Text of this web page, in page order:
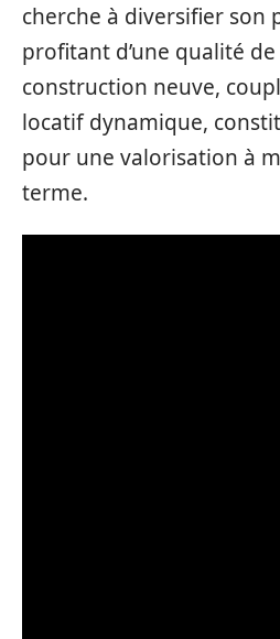
cherche à diversifier
profitant d’une qualité
construction neuve,
locatif dynamique,
pour une valorisation à
terme.